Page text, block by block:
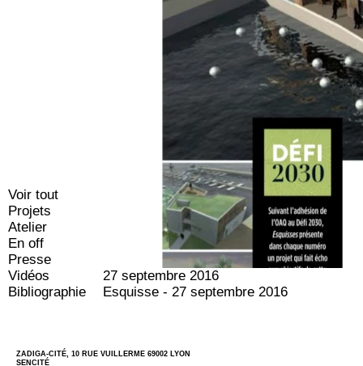
Voir tout
Projets
Atelier
En off
Presse
Vidéos
Bibliographie
27 septembre 2016
Esquisse - 27 septembre 2016
ZADIGA-CITÉ, 10 RUE VUILLERME 69002 LYON
SENCITÉ